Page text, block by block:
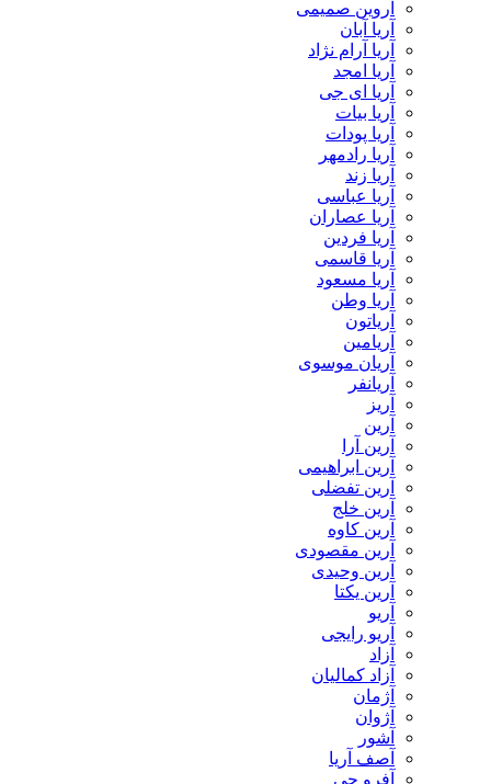
آروین صمیمی
آریا آبان
آریا آرام نژاد
آریا امجد
آریا ای جی
آریا بیات
آریا پودات
آریا رادمهر
آریا زند
آریا عباسی
آریا عصاران
آریا فردین
آریا قاسمی
آریا مسعود
آریا وطن
آریاتون
آریامین
آریان موسوی
آریانفر
آریز
آرین
آرین آرا
آرین ابراهیمی
آرین تفضلی
آرین خلج
آرین کاوه
آرین مقصودی
آرین وحیدی
آرین یکتا
آریو
آریو رایجی
آزاد
آزاد کمالیان
آژمان
آژوان
آشور
آصف آریا
آفرو جی